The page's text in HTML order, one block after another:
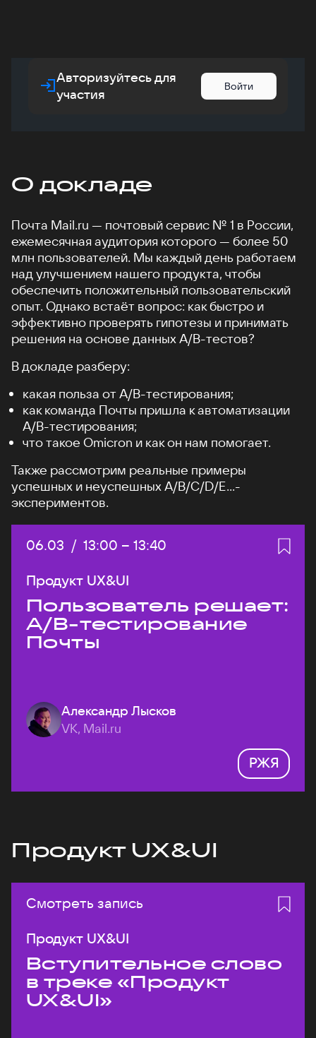
Авторизуйтесь для
участия
Войти
О докладе
Почта Mail.ru — почтовый сервис № 1 в России,
ежемесячная аудитория которого — более 50
млн пользователей. Мы каждый день работаем
над улучшением нашего продукта, чтобы
обеспечить положительный пользовательский
опыт. Однако встаёт вопрос: как быстро и
эффективно проверять гипотезы и принимать
решения на основе данных A/B-тестов?
В докладе разберу:
какая польза от А/B-тестирования;
как команда Почты пришла к автоматизации
A/B-тестирования;
что такое Omicron и как он нам помогает.
Также рассмотрим реальные примеры
успешных и неуспешных A/B/C/D/E...-
экспериментов.
Дата:
06.03 / Начало:
13:00 – Конец:
13:40
Продукт UX&UI
Пользователь решает:
A/B-тестирование
Почты
Александр Лысков
VK, Mail.ru
РЖЯ
Продукт UX&UI
Смотреть запись
Продукт UX&UI
Вступительное слово
в треке «Продукт
UX&UI»